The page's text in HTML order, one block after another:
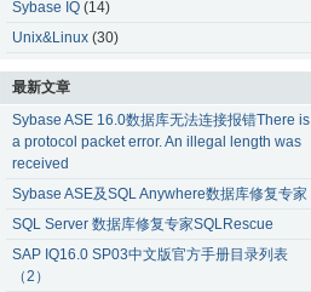
Sybase IQ (14)
Unix&Linux (30)
最新文章
Sybase ASE 16.0数据库无法连接报错There is
a protocol packet error. An illegal length was
received
Sybase ASE及SQL Anywhere数据库修复专家
SQL Server 数据库修复专家SQLRescue
SAP IQ16.0 SP03中文版官方手册目录列表
（2）